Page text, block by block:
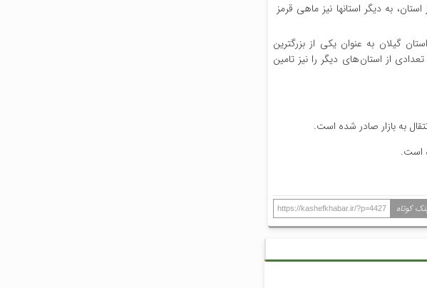
به دیگر استانها نیز ماهی قرمز
گیلان به عنوان یکی از بزرگترین
از استان های دیگر را نیز تامین
به بازار صادر شده است.
است.
کوتاه https://kashefkhabar.ir/?p=4427